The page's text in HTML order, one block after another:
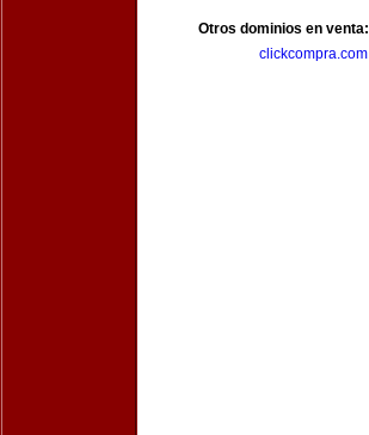
Otros dominios en venta:
clickcompra.com